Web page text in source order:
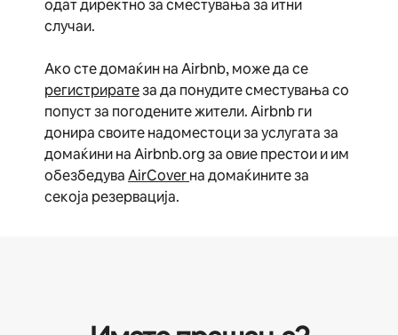
одат директно за сместувања за итни
случаи.
Ако сте домаќин на Airbnb, може да се
регистриратеза да понудите сместувања со
попуст за погодените жители. Airbnb ги
донира своите надоместоци за услугата за
домаќини на Airbnb.org за овие престои и им
обезбедуваAirCoverна домаќините за
секоја резервација.